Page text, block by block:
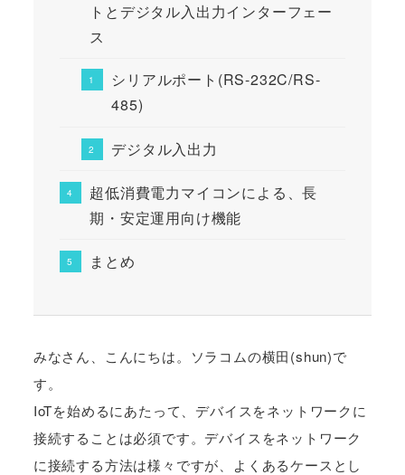
トとデジタル入出力インターフェー
ス
シリアルポート(RS-232C/RS-
485)
デジタル入出力
超低消費電力マイコンによる、長
期・安定運用向け機能
まとめ
みなさん、こんにちは。ソラコムの横田(shun)で
す。
IoTを始めるにあたって、デバイスをネットワークに
接続することは必須です。デバイスをネットワーク
に接続する方法は様々ですが、よくあるケースとし